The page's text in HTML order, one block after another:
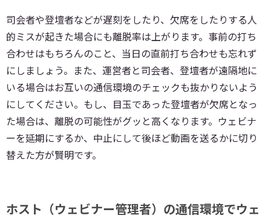
司会者や登壇者などが遅刻をしたり、欠席をしたりする人
的ミスが起きた場合にも離脱率は上がります。事前の打ち
合わせはもちろんのこと、当日の直前打ち合わせも忘れず
にしましょう。また、運営者と司会者、登壇者が遠隔地に
いる場合はお互いの通信環境のチェックも抜かりないよう
にしてください。もし、目玉であった登壇者が欠席となっ
た場合は、離脱の可能性がグッと高くなります。ウェビナ
ーを延期にするか、中止にして後ほど動画を送るかに切り
替えた方が賢明です。
ホスト（ウェビナー管理者）の通信環境でウェ